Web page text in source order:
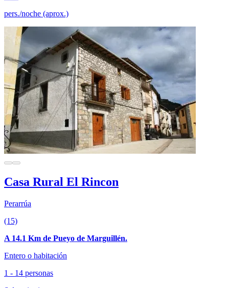
pers./noche (aprox.)
Casa Rural El Rincon
Perarrúa
(15)
A 14.1 Km de Pueyo de Marguillén.
Entero o habitación
1 - 14 personas